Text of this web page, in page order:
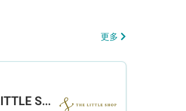
更多
【全職】THE LITTLE SHOP (利園分店) Sales Operation Assistant 銷售營運助理【永久保證佣金+新人獎金$3,000】